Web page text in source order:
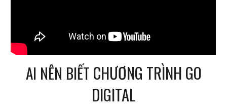
AI NÊN BIẾT CHƯƠNG TRÌNH GO
DIGITAL